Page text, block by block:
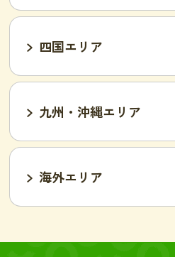
吉祥寺駅前店
小岩駅前店
小山店
湘南藤沢店 新横浜菊名店
甲府中央店
岐阜可児店
一宮店 岡崎駅前店
豊田南店
名古屋駅前店
明石駅前店
東加古川店
姫路店
和歌山店
旭・千林店 梅田北新地店
高槻駅前店
寝屋川枚方店
岡山駅前店 岡山東店
東広島西条店
四国エリア
高知西店
九州・沖縄エリア
海外エリア